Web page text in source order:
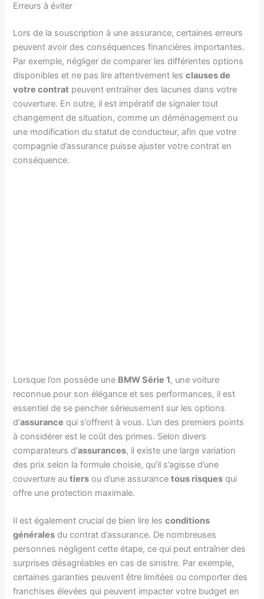
Erreurs à éviter
Lors de la souscription à une assurance, certaines erreurs
peuvent avoir des conséquences financières importantes.
Par exemple, négliger de comparer les différentes options
disponibles et ne pas lire attentivement lesclauses de
votre contrat peuvent entraîner des lacunes dans votre
couverture. En outre, il est impératif de signaler tout
changement de situation, comme un déménagement ou
une modification du statut de conducteur, afin que votre
compagnie d’assurance puisse ajuster votre contrat en
conséquence.
Lorsque l’on possède une BMW Série 1, une voiture
reconnue pour son élégance et ses performances, il est
essentiel de se pencher sérieusement sur les options
d’assurance qui s’offrent à vous. L’un des premiers points
à considérer est le coût des primes. Selon divers
comparateurs d’assurances, il existe une large variation
des prix selon la formule choisie, qu’il s’agisse d’une
couverture autiers ou d’une assurancetous risques qui
offre une protection maximale.
Il est également crucial de bien lire lesconditions
générales du contrat d’assurance. De nombreuses
personnes négligent cette étape, ce qui peut entraîner des
surprises désagréables en cas de sinistre. Par exemple,
certaines garanties peuvent être limitées ou comporter des
franchises élevées qui peuvent impacter votre budget en